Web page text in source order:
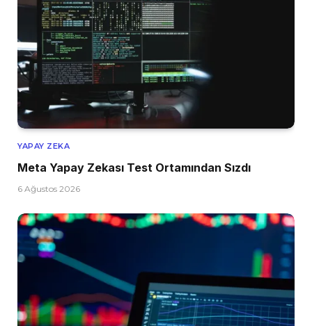
YAPAY ZEKA
Meta Yapay Zekası Test Ortamından Sızdı
6 Ağustos 2026